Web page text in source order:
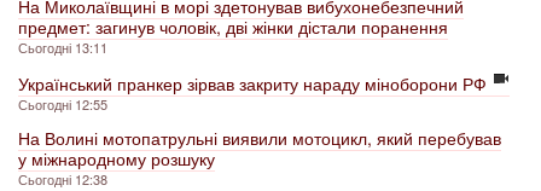
На Миколаївщині в морі здетонував вибухонебезпечний
предмет: загинув чоловік, дві жінки дістали поранення
Сьогодні 13:11
Український пранкер зірвав закриту нараду міноборони РФ
Сьогодні 12:55
На Волині мотопатрульні виявили мотоцикл, який перебував
у міжнародному розшуку
Сьогодні 12:38